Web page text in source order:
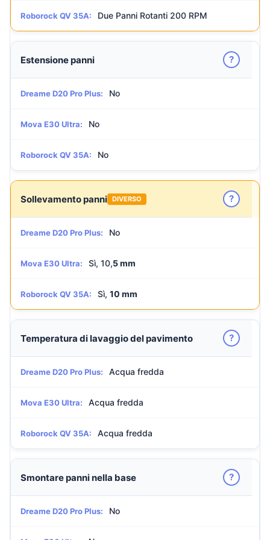
Roborock QV 35A: Due Panni Rotanti 200 RPM
Estensione panni ?
Dreame D20 Pro Plus: No
Mova E30 Ultra: No
Roborock QV 35A: No
Sollevamento panni DIVERSO ?
Dreame D20 Pro Plus: No
Mova E30 Ultra: Sì, 10,5 mm
Roborock QV 35A: Sì, 10 mm
Temperatura di lavaggio del pavimento ?
Dreame D20 Pro Plus: Acqua fredda
Mova E30 Ultra: Acqua fredda
Roborock QV 35A: Acqua fredda
Smontare panni nella base ?
Dreame D20 Pro Plus: No